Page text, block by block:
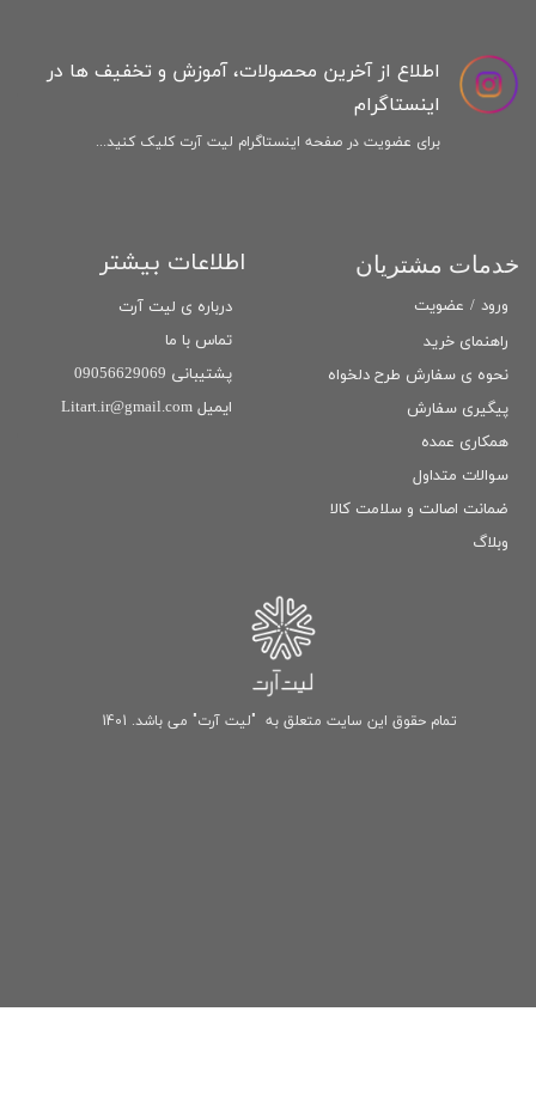
راهنمای خرید
نحوه ی سفارش طرح دلخواه
پیگیری سفارش
همکاری عمده
سوالات متداول
ضمانت اصالت و سلامت كالا
وبلاگ
خدمات مشتریان اطلاعات بیشتر
درباره ی لیت آرت
تماس با ما
پشتیبانی 09056629069
ایمیل Litart.ir@gmail.com
تمام حقوق این سایت متعلق به "لیت آرت" می باشد. 1401
اطلاع از آخرین محصولات، آموزش و تخفیف ها در
اینستاگرام
برای عضویت در صفحه اینستاگرام لیت آرت کلیک کنید...
ورود / عضویت